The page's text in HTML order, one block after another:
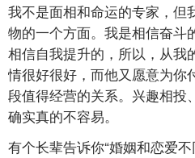
我不是面相和命运的专家，但
物的一个方面。我是相信奋斗
相信自我提升的，所以，从我
情很好很好，而他又愿意为你
段值得经营的关系。兴趣相投
确实真的不容易。
有个长辈告诉你“婚姻和恋爱